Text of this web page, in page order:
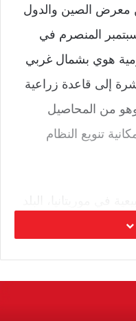
معرض الصين والدول
المنصرم في
هوي بشمال غربي
إلى قاعدة زراعية
وهو من المحاصيل
تنويع النظام